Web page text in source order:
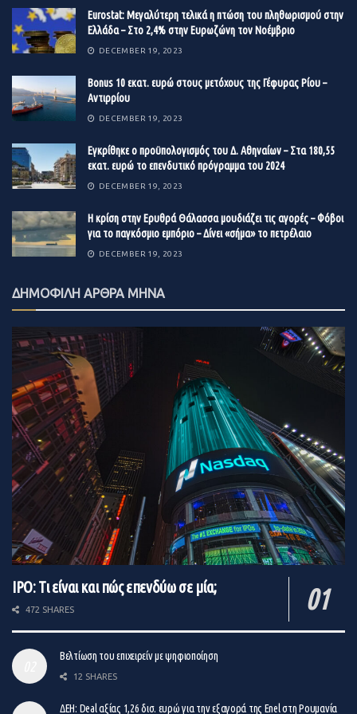
Doordash αλλά και η Just Eat, έχουν δει το τελευταίο
διάστηµα τη µετοχή τους να µειώνεται έως και 60%70%
κινήσεις για να εξορθολογίσουν τα κόστη και να
στραφούν προς την κερδοφορία.
Πηγή:fortunegreece.gr
Eurostat: Μεγαλύτερη τελικά η πτώση του πληθωρισμού στην
Ελλάδα – Στο 2,4% στην Ευρωζώνη τον Νοέμβριο
DECEMBER 19, 2023
Βonus 10 εκατ. ευρώ στους μετόχους της Γέφυρας Ρίου –
Αντιρρίου
DECEMBER 19, 2023
Εγκρίθηκε ο προϋπολογισμός του Δ. Αθηναίων – Στα 180,55
εκατ. ευρώ το επενδυτικό πρόγραμμα του 2024
DECEMBER 19, 2023
Η κρίση στην Ερυθρά Θάλασσα μουδιάζει τις αγορές – Φόβοι
για το παγκόσμιο εμπόριο – Δίνει «σήμα» το πετρέλαιο
DECEMBER 19, 2023
ΔΗΜΟΦΙΛΗ ΑΡΘΡΑ ΜΗΝΑ
IPO: Τι είναι και πώς επενδύω σε μία;
472 SHARES
Βελτίωση του επιχειρείν με ψηφιοποίηση
12 SHARES
ΔΕΗ: Deal αξίας 1,26 δισ. ευρώ για την εξαγορά της Enel στη Ρουμανία